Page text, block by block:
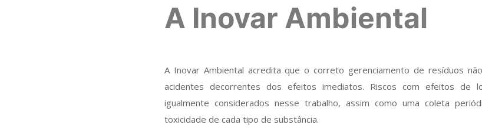
A Inovar Ambiental
A Inovar Ambiental acredita que o correto gerenciamento de resíduos
acidentes decorrentes dos efeitos imediatos. Riscos com efeitos de
igualmente considerados nesse trabalho, assim como uma coleta
toxicidade de cada tipo de substância.